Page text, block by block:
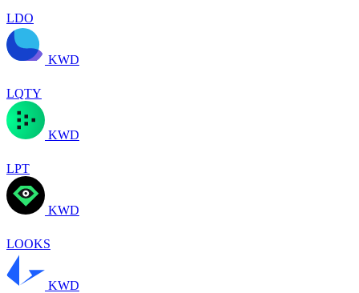
LDO
KWD
LQTY
KWD
LPT
KWD
LOOKS
KWD